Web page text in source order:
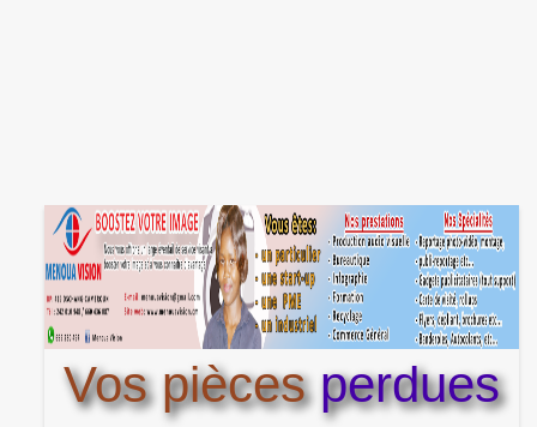
Vos piècesperdues